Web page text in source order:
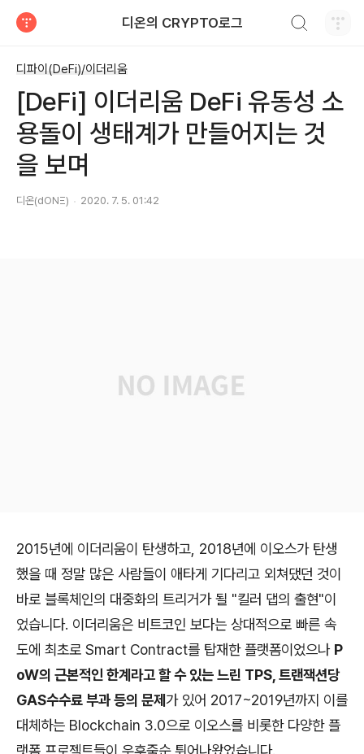
디온의 CRYPTO로그
디파이(DeFi)/이더리움
[DeFi] 이더리움 DeFi 유동성 소
용돌이 생태계가 만들어지는 것
을 보며
디온(dONΞ) 2020. 7. 5. 01:42
2015년에 이더리움이 탄생하고, 2018년에 이오스가 탄생
했을 때 정말 많은 사람들이 애타게 기다리고 외쳐댔던 것이
바로 블록체인의 대중화의 트리거가 될 "킬러 댑의 출현"이
었습니다. 이더리움은 비트코인 보다는 상대적으로 빠른 속
도에 최초로 Smart Contract를 탑재한 플랫폼이었으나 P
oW의 근본적인 한계라고 할 수 있는 느린 TPS, 트랜잭션당
GAS수수료 부과 등의 문제가 있어 2017~2019년까지 이를
대체하는 Blockchain 3.0으로 이오스를 비롯한 다양한 플
랫폼 프로젝트들이 우후죽순 튀어나왔었습니다.